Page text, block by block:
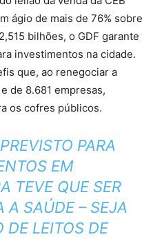
ágio de mais de 76% sobre
bilhões, o GDF garante
investimentos na cidade.
que, ao renegociar a
de 8.681 empresas,
os cofres públicos.
PARA
EM
TEVE QUE SER
A SAÚDE – SEJA
DE LEITOS DE